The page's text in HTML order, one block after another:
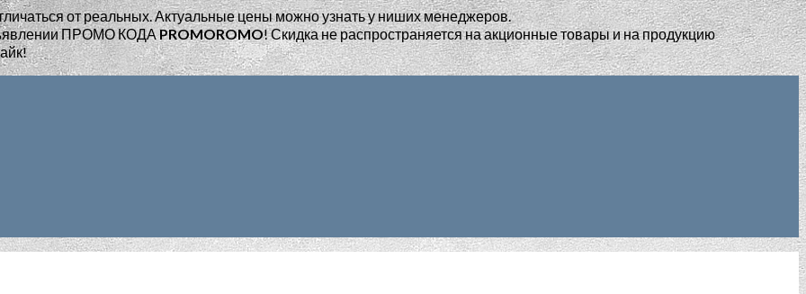
от реальных. Актуальные цены можно узнать у ниших менеджеров.
ПРОМО КОДАPROMOROMO!Скидка не распространяется на акционные товары и на продукцию